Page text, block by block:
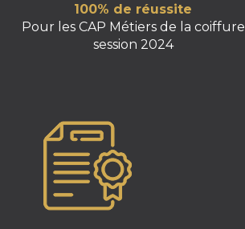
100% de réussite
Pour les CAP Métiers de la coiffure
session 2024